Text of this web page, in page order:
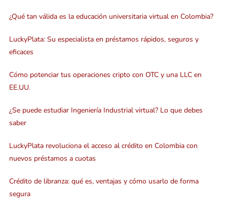
¿Qué tan válida es la educación universitaria virtual en Colombia?
LuckyPlata: Su especialista en préstamos rápidos, seguros y
eficaces
Cómo potenciar tus operaciones cripto con OTC y una LLC en
EE.UU.
¿Se puede estudiar Ingeniería Industrial virtual? Lo que debes
saber
LuckyPlata revoluciona el acceso al crédito en Colombia con
nuevos préstamos a cuotas
Crédito de libranza: qué es, ventajas y cómo usarlo de forma
segura